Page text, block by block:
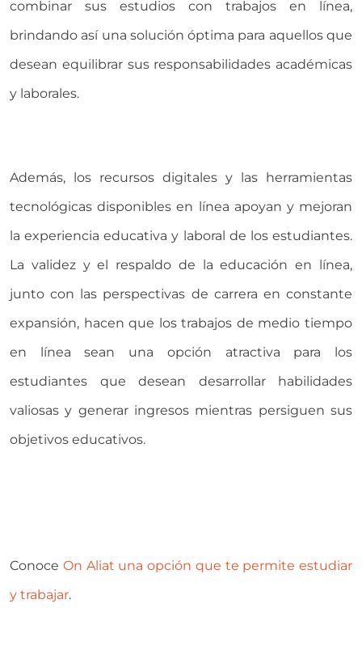
combinar sus estudios con trabajos en línea,
brindando así una solución óptima para aquellos que
desean equilibrar sus responsabilidades académicas
y laborales.
Además, los recursos digitales y las herramientas
tecnológicas disponibles en línea apoyan y mejoran
la experiencia educativa y laboral de los estudiantes.
La validez y el respaldo de la educación en línea,
junto con las perspectivas de carrera en constante
expansión, hacen que los trabajos de medio tiempo
en línea sean una opción atractiva para los
estudiantes que desean desarrollar habilidades
valiosas y generar ingresos mientras persiguen sus
objetivos educativos.
Conoce On Aliat una opción que te permite estudiar
y trabajar.